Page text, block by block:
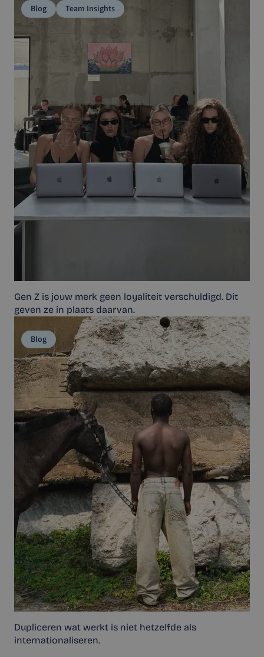
Blog Team Insights
Gen Z is jouw merk geen loyaliteit verschuldigd. Dit
geven ze in plaats daarvan.
Blog
Dupliceren wat werkt is niet hetzelfde als
internationaliseren.